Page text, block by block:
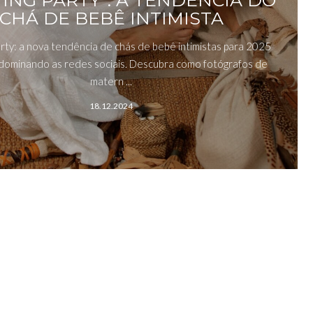
DE BEBÊ INTIMISTA
a nova tendência de chás de bebê intimistas para 2025
as redes sociais. Descubra como fotógrafos de
matern ...
18.12.2024